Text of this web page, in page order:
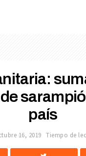
país
16, 2019 Tiempo de